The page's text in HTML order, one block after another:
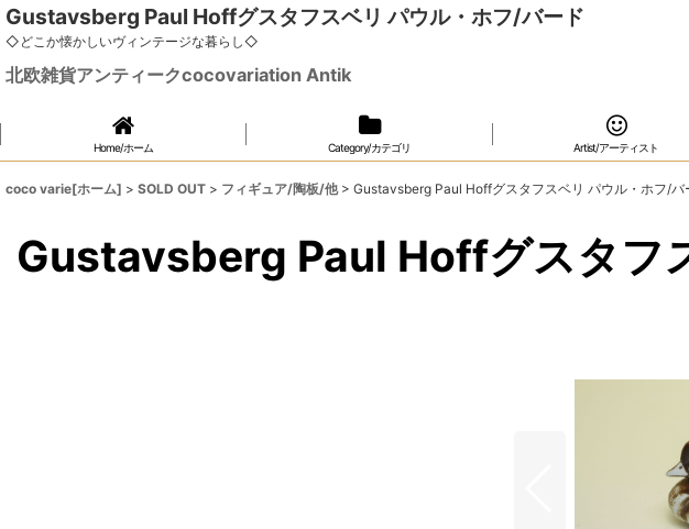
Gustavsberg Paul Hoffグスタフスベリ パウル・ホフ/バード
◇どこか懐かしいヴィンテージな暮らし◇
北欧雑貨アンティークcocovariation Antik
Home/ホーム Category/カテゴリ Artist/アーティスト
coco varie[ホーム] > SOLD OUT > フィギュア/陶板/他 > Gustavsberg Paul Hoffグスタフスベリ パウル・ホフ/バ
Gustavsberg Paul Hoffグスタフ